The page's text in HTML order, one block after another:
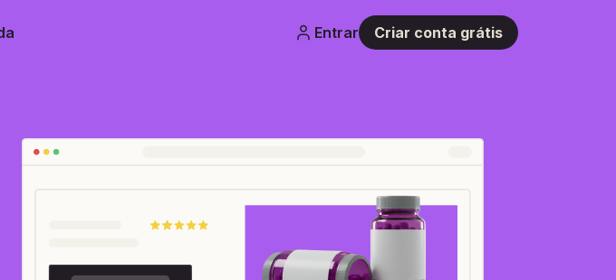
Entrar Criar conta grátis